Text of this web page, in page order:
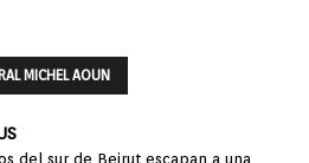
MICHEL AOUN
del sur de Beirut escapan a una